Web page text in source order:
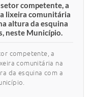
competente, a
lixeira comunitária
altura da esquina
neste Município.
competente, a
comunitária na
da esquina com a